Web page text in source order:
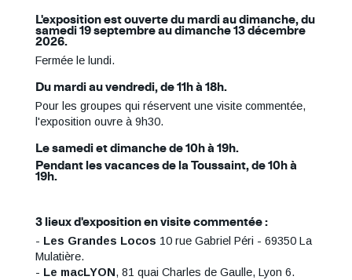
L'exposition est ouverte du mardi au dimanche, du
samedi 19 septembre au dimanche 13 décembre
2026.
Fermée le lundi.
Du mardi au vendredi, de 11h à 18h.
Pour les groupes qui réservent une visite commentée,
l'exposition ouvre à 9h30.
Le samedi et dimanche de 10h à 19h.
Pendant les vacances de la Toussaint, de 10h à
19h.
3 lieux d'exposition en visite commentée :
- Les Grandes Locos 10 rue Gabriel Péri - 69350 La
Mulatière.
- Le macLYON, 81 quai Charles de Gaulle, Lyon 6.